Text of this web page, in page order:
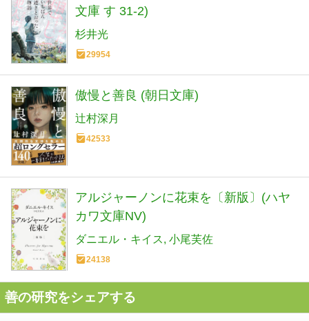
文庫 す 31-2)
杉井光
29954
傲慢と善良 (朝日文庫)
辻村深月
42533
アルジャーノンに花束を〔新版〕(ハヤ
カワ文庫NV)
ダニエル・キイス 小尾芙佐
24138
善の研究をシェアする